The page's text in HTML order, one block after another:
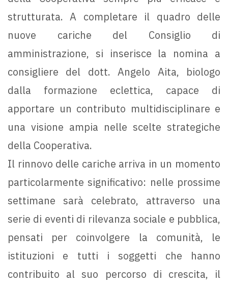
strutturata. A completare il quadro delle
nuove cariche del Consiglio di
amministrazione, si inserisce la nomina a
consigliere del dott. Angelo Aita, biologo
dalla formazione eclettica, capace di
apportare un contributo multidisciplinare e
una visione ampia nelle scelte strategiche
della Cooperativa.
Il rinnovo delle cariche arriva in un momento
particolarmente significativo: nelle prossime
settimane sarà celebrato, attraverso una
serie di eventi di rilevanza sociale e pubblica,
pensati per coinvolgere la comunità, le
istituzioni e tutti i soggetti che hanno
contribuito al suo percorso di crescita, il